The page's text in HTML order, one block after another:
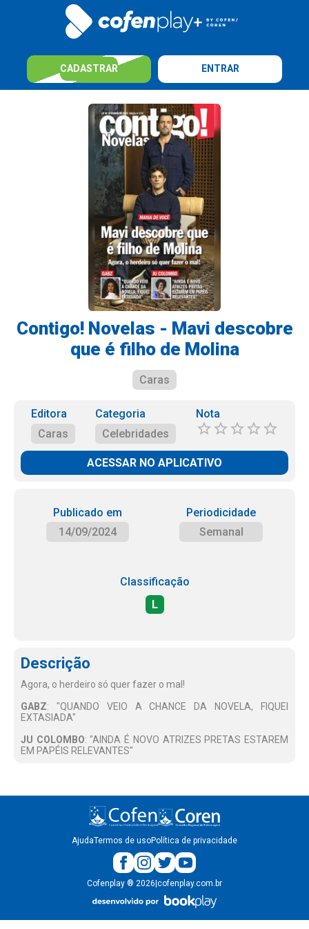
CADASTRAR ENTRAR
Contigo! Novelas - Mavi descobre
que é filho de Molina
Caras
Editora
Caras
Categoria
Celebridades
Nota
ACESSAR NO APLICATIVO
Publicado em
14/09/2024
Periodicidade
Semanal
Classificação
L
Descrição
Agora, o herdeiro só quer fazer o mal!
GABZ: "QUANDO VEIO A CHANCE DA NOVELA, FIQUEI
EXTASIADA"
JU COLOMBO: "AINDA É NOVO ATRIZES PRETAS ESTAREM
EM PAPÉIS RELEVANTES"
AjudaTermos de usoPolítica de privacidade
Cofenplay ® 2026 cofenplay.com.br